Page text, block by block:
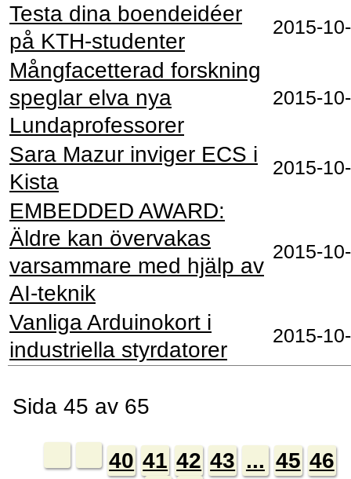
Testa dina boendeidéer
på KTH-studenter
Mångfacetterad forskning
speglar elva nya
Lundaprofessorer
Sara Mazur inviger ECS i
Kista
EMBEDDED AWARD:
Äldre kan övervakas
varsammare med hjälp av
AI-teknik
Vanliga Arduinokort i
industriella styrdatorer
Sida 45 av 65
40 41 42 43 ... 45 46